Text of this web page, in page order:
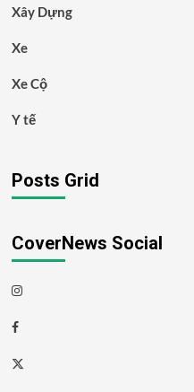
Xây Dựng
Xe
Xe Cộ
Y tế
Posts Grid
CoverNews Social
Instagram
Facebook
Twitter